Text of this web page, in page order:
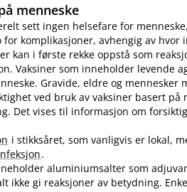
menneske
sett ingen helsefare for
komplikasjoner, avhengig av hvor
kan i første rekke oppstå som
Vaksiner som inneholder levende
Gravide, eldre og
ved bruk av vaksiner basert på
Det vises til informasjon om
i stikksåret, som vanligvis er lokal,
.
aluminiumsalter som
ikke gi reaksjoner av betydning.